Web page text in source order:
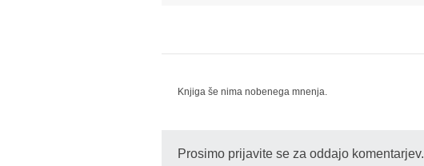
Knjiga še nima nobenega mnenja.
Prosimo prijavite se za oddajo komentarjev.